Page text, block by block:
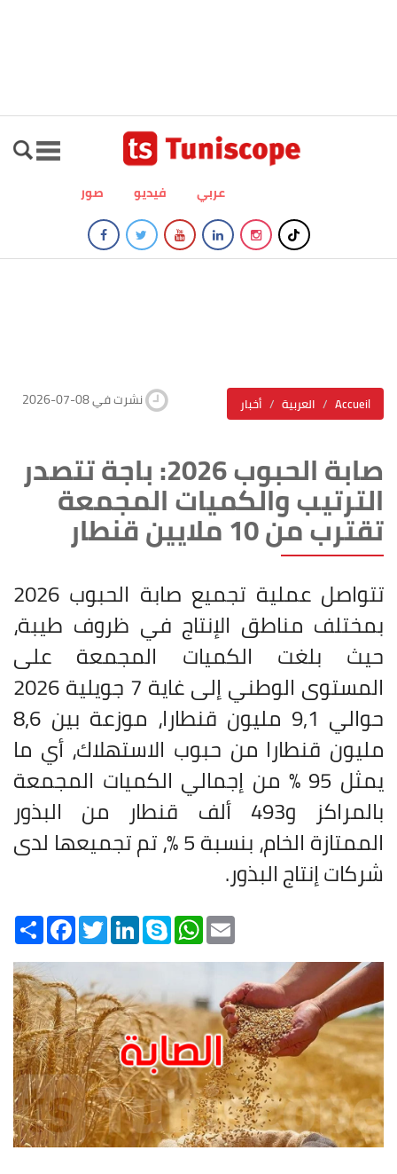
صور فيديو عربي
أخبار العربية Accueil 2026-07-08 نشرت في
صابة الحبوب 2026: باجة تتصدر
الترتيب والكميات المجمعة
تقترب من 10 ملايين قنطار
تتواصل عملية تجميع صابة الحبوب 2026
بمختلف مناطق الإنتاج في ظروف طيبة،
حيث بلغت الكميات المجمعة على
المستوى الوطني إلى غاية 7 جويلية 2026
حوالي 9,1 مليون قنطارا، موزعة بين 8,6
مليون قنطارا من حبوب الاستهلاك، أي ما
يمثل 95 % من إجمالي الكميات المجمعة
بالمراكز و493 ألف قنطار من البذور
الممتازة الخام، بنسبة 5 %، تم تجميعها لدى
شركات إنتاج البذور.
Share
FacebookTwitterLinkedInSkype
WhatsAppEmail